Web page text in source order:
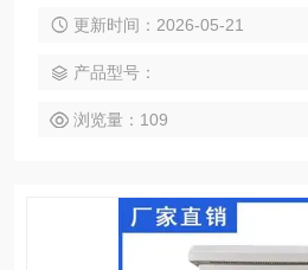
织和生物细胞具有较强的电离破坏
报警器，又常称γ射线报警器，是
线辐射水平
更新时间：2026-05-21
产品型号：
浏览量：109